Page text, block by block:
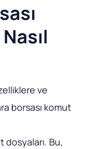
ve
borsası komut
dosyaları. Bu,